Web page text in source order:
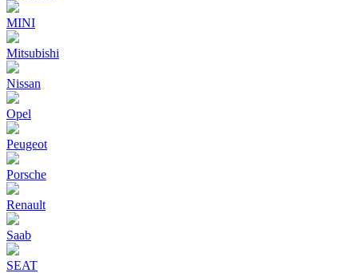
MINI
Mitsubishi
Nissan
Opel
Peugeot
Porsche
Renault
Saab
SEAT